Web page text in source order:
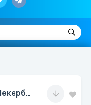
Ғазизхан Шекербеков